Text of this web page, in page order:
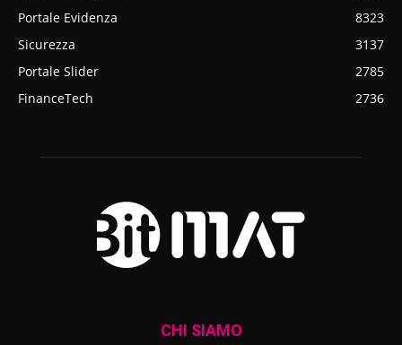
Portale Evidenza
8323
Sicurezza
3137
Portale Slider
2785
FinanceTech
2736
CHI SIAMO